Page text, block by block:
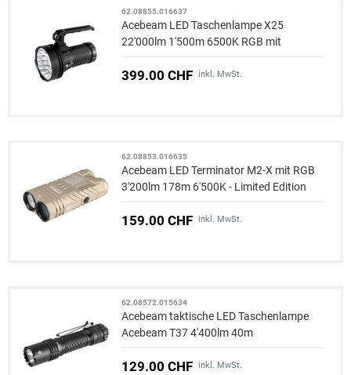
62.08855.016637
Acebeam LED Taschenlampe X25
22'000lm 1'500m 6500K RGB mit
399.00 CHF inkl. MwSt.
62.08853.016635
Acebeam LED Terminator M2-X mit RGB
3'200lm 178m 6'500K - Limited Edition
159.00 CHF inkl. MwSt.
62.08572.015634
Acebeam taktische LED Taschenlampe
Acebeam T37 4'400lm 40m
129.00 CHF inkl. MwSt.